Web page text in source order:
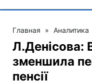
Главная » Аналитика
Л.Денісова:
зменшила
пенсії